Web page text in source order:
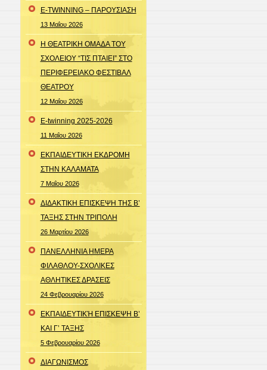
E-TWINNING – ΠΑΡΟΥΣΙΑΣΗ
13 Μαΐου 2026
Η ΘΕΑΤΡΙΚΗ ΟΜΑΔΑ ΤΟΥ
ΣΧΟΛΕΙΟΥ “ΤΙΣ ΠΤΑΙΕΙ” ΣΤΟ
ΠΕΡΙΦΕΡΕΙΑΚΟ ΦΕΣΤΙΒΑΛ
ΘΕΑΤΡΟΥ
12 Μαΐου 2026
E-twinning 2025-2026
11 Μαΐου 2026
ΕΚΠΑΙΔΕΥΤΙΚΗ ΕΚΔΡΟΜΗ
ΣΤΗΝ ΚΑΛΑΜΑΤΑ
7 Μαΐου 2026
ΔΙΔΑΚΤΙΚΗ ΕΠΙΣΚΕΨΗ ΤΗΣ Β’
ΤΑΞΗΣ ΣΤΗΝ ΤΡΙΠΟΛΗ
26 Μαρτίου 2026
ΠΑΝΕΛΛΗΝΙΑ ΗΜΕΡΑ
ΦΙΛΑΘΛΟΥ-ΣΧΟΛΙΚΕΣ
ΑΘΛΗΤΙΚΕΣ ΔΡΑΣΕΙΣ
24 Φεβρουαρίου 2026
ΕΚΠΑΙΔΕΥΤΙΚΉ ΕΠΙΣΚΕΨΗ Β’
ΚΑΙ Γ’ ΤΑΞΗΣ
5 Φεβρουαρίου 2026
ΔΙΑΓΩΝΙΣΜΟΣ